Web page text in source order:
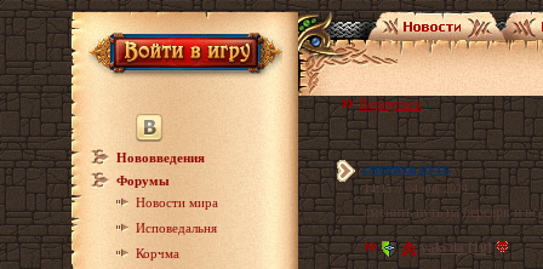
Нововведения
Форумы
Новости мира
Исповедальня
Корчма
Вернуться
сменить путь
14:35// 04 янв 2024
сменить путь на берсерк и
yaki da [10]